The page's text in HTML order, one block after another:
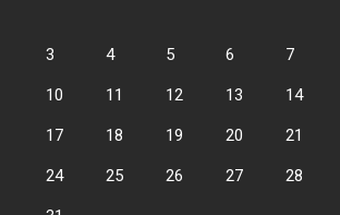
3 4 5 6 7
10 11 12 13 14
17 18 19 20 21
24 25 26 27 28